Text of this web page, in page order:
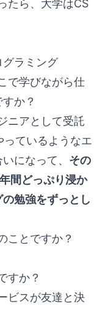
たら、大学はCS
グラミング
で学びながら仕
か？
ニアとして受託
ているようなエ
になって、 その
間どっぷり浸か
勉強をずっとし
ことですか？
すか？
ビスが友達と決